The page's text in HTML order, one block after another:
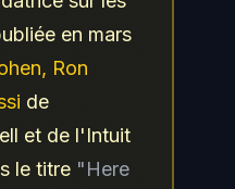
en mars
Ron
de
et de l'Intuit
le titre "Here